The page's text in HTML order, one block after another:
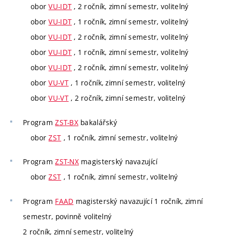
oborVU-IDT , 2 ročník, zimní semestr, volitelný
oborVU-IDT , 1 ročník, zimní semestr, volitelný
oborVU-IDT , 2 ročník, zimní semestr, volitelný
oborVU-IDT , 1 ročník, zimní semestr, volitelný
oborVU-IDT , 2 ročník, zimní semestr, volitelný
oborVU-VT, 1 ročník, zimní semestr, volitelný
oborVU-VT, 2 ročník, zimní semestr, volitelný
ProgramZST-BXbakalářský
oborZST , 1 ročník, zimní semestr, volitelný
ProgramZST-NXmagisterský navazující
oborZST , 1 ročník, zimní semestr, volitelný
Program FAAD magisterský navazující 1 ročník, zimní
semestr, povinně volitelný
2 ročník, zimní semestr, volitelný